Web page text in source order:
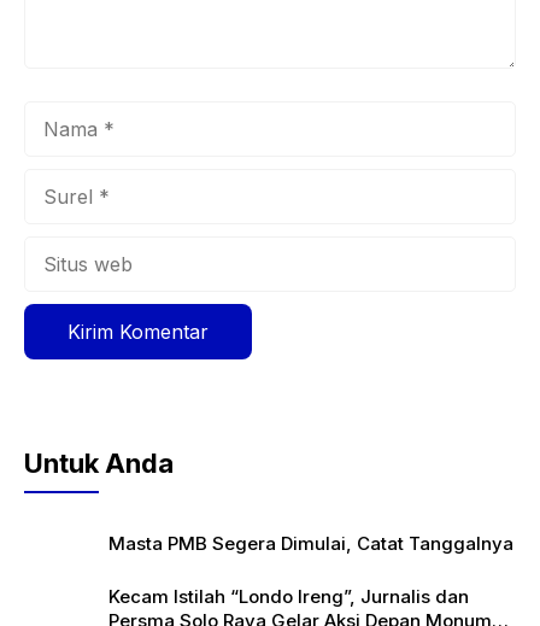
Untuk Anda
Masta PMB Segera Dimulai, Catat Tanggalnya
Kecam Istilah “Londo Ireng”, Jurnalis dan
Persma Solo Raya Gelar Aksi Depan Monumen